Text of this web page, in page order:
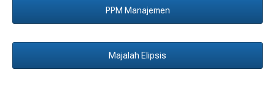
PPM Manajemen
Majalah Elipsis